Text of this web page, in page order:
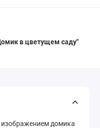
в цветущем саду"
домика